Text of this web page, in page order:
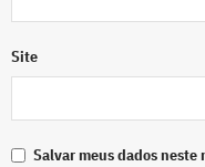
Site
Salvar meus dados neste